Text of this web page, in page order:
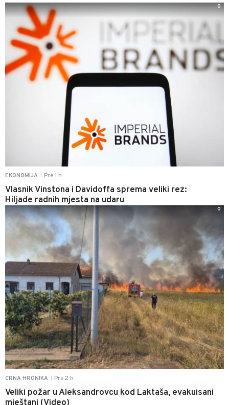
EKONOMIJA Pre 1 h
Vlasnik Vinstona i Davidoffa sprema veliki rez:
Hiljade radnih mjesta na udaru
0
CRNA HRONIKA Pre 2 h
Veliki požar u Aleksandrovcu kod Laktaša, evakuisani
0